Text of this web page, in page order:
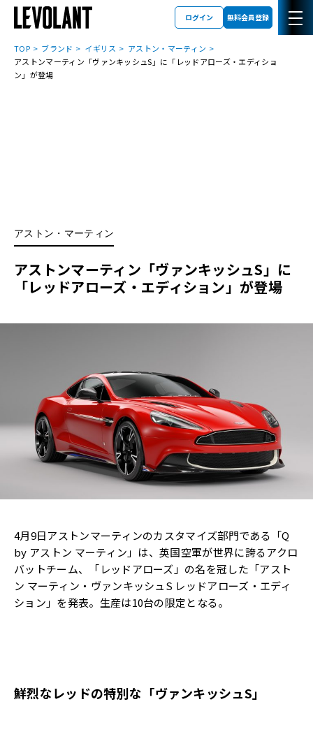
ログイン 無料会員登録
TOP ブランド イギリス
アストン・マーティン
アストンマーティン「ヴァンキッシュS」に「レッドアローズ・エディショ
ン」が登場
アストン・マーティン
アストンマーティン「ヴァンキッシュS」に
「レッドアローズ・エディション」が登場
4月9日アストンマーティンのカスタマイズ部門である「Q
by アストン マーティン」は、英国空軍が世界に誇るアクロ
バットチーム、「レッドアローズ」の名を冠した「アスト
ン マーティン・ヴァンキッシュS レッドアローズ・エディ
ション」を発表。生産は10台の限定となる。
鮮烈なレッドの特別な「ヴァンキッシュS」